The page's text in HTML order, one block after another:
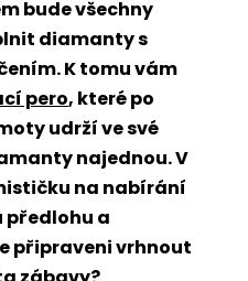
bude všechny
diamanty s
K tomu vám
pero, které po
udrží ve své
najednou. V
na nabírání
a
připraveni vrhnout